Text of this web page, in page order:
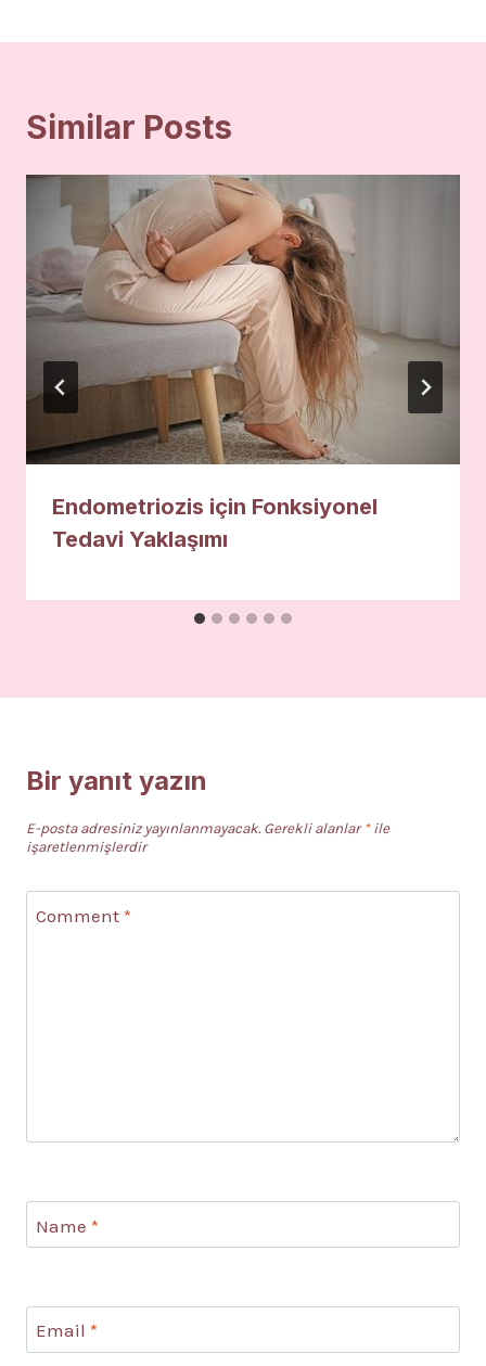
Similar Posts
Endometriozis için Fonksiyonel
Tedavi Yaklaşımı
Bir yanıt yazın
E-posta adresiniz yayınlanmayacak. Gerekli alanlar *ile
işaretlenmişlerdir
Comment *
Name *
Email *